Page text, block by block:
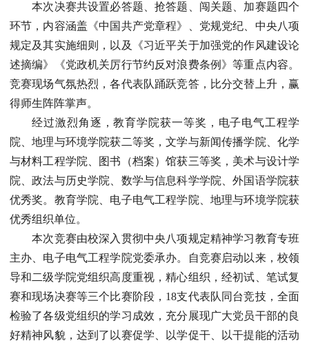
本次决赛共设置必答题、抢答题、闯关题、加赛题四个
环节，内容涵盖《中国共产党章程》、党规党纪、中央八项
规定及其实施细则，以及《习近平关于加强党的作风建设论
述摘编》《党政机关厉行节约反对浪费条例》等重点内容。
竞赛现场气氛热烈，各代表队踊跃竞答，比分交替上升，赢
得师生阵阵掌声。
经过激烈角逐，教育学院获一等奖，电子电气工程学
院、地理与环境学院获二等奖，文学与新闻传播学院、化学
与材料工程学院、图书（档案）馆获三等奖，美术与设计学
院、政法与历史学院、数学与信息科学学院、外国语学院获
优秀奖。教育学院、电子电气工程学院、地理与环境学院获
优秀组织单位。
本次竞赛由校深入贯彻中央八项规定精神学习教育专班
主办、电子电气工程学院党委承办。自竞赛启动以来，校领
导和二级学院党组织高度重视，精心组织，经初试、笔试复
赛和现场决赛等三个比赛阶段，18支代表队同台竞技，全面
检验了各级党组织的学习成效，充分展现广大党员干部的良
好精神风貌，达到了以赛促学、以学促干、以干提能的活动